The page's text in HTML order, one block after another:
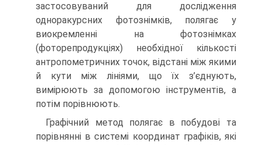
застосовуваний для дослідження
одноракурсних фотознімків, полягає у
виокремленні на фотознімках
(фоторепродукціях) необхідної кількості
антропометричних точок, відстані між якими
й кути між лініями, що їх з’єднують,
вимірюють за допомогою інструментів, а
потім порівнюють.
Графічний метод полягає в побудові та
порівнянні в системі координат графіків, які